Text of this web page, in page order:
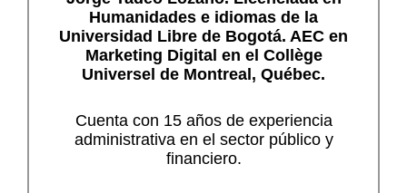
Humanidades e idiomas de la
Universidad Libre de Bogotá. AEC en
Marketing Digital en el Collège
Universel de Montreal, Québec.
Cuenta con 15 años de experiencia
administrativa en el sector público y
financiero.